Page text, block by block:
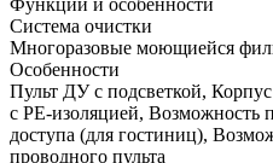
Система очистки
Многоразовые моющиейся
Особенности
Пульт ДУ с подсветкой,
с PE-изоляцией, Возможность
доступа (для гостиниц),
проводного пульта